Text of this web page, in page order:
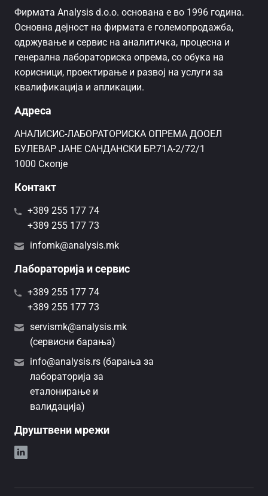
Фирмата Analysis d.o.o. основана е во 1996 година.
Основна дејност на фирмата е големопродажба,
одржување и сервис на аналитичка, процесна и
генерална лабораториска опрема, со обука на
корисници, проектирање и развој на услуги за
квалификација и апликации.
Адреса
AНАЛИСИС-ЛАБОРАТОРИСКА ОПРЕМА ДООЕЛ
БУЛЕВАР ЈАНЕ САНДАНСКИ БР.71А-2/72/1
1000 Скопје
Контакт
+389 255 177 74
+389 255 177 73
infomk@analysis.mk
Лабораторија и сервис
+389 255 177 74
+389 255 177 73
servismk@analysis.mk
(сервисни барања)
info@analysis.rs (барања за
лабораторија за
еталонирање и
валидација)
Друштвени мрежи